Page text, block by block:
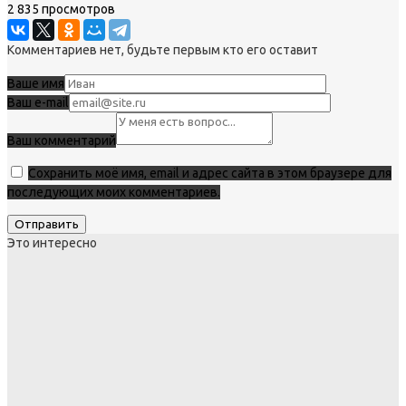
2 835 просмотров
Комментариев нет, будьте первым кто его оставит
Ваше имя
Ваш e-mail
Ваш комментарий
Сохранить моё имя, email и адрес сайта в этом браузере для
последующих моих комментариев.
Это интересно